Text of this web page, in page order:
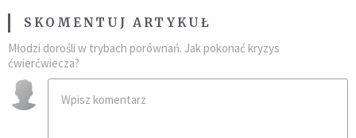
SKOMENTUJ ARTYKUŁ
Młodzi dorośli w trybach porównań. Jak pokonać kryzys
ćwierćwiecza?